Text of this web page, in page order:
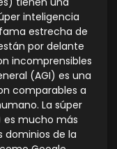
inteligencia
estrecha de
por delante
incomprensibles
(AGI) es una
comparables a
La súper
es mucho más
dominios de la